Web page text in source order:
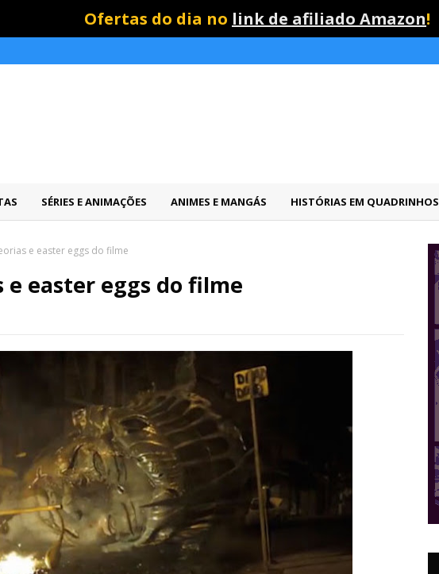
Ofertas do dia no link de afiliado Amazon!
SÉRIES E ANIMAÇÕES ANIMES E MANGÁS HISTÓRIAS EM QUADRINHOS
e easter eggs do filme
e easter eggs do filme